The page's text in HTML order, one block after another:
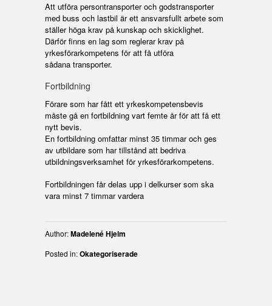
Att utföra persontransporter och godstransporter
med buss och lastbil är ett ansvarsfullt arbete som
ställer höga krav på kunskap och skicklighet.
Därför finns en lag som reglerar krav på
yrkesförarkompetens för att få utföra
sådana transporter.
Fortbildning
Förare som har fått ett yrkeskompetensbevis
måste gå en fortbildning vart femte år för att få ett
nytt bevis.
En fortbildning omfattar minst 35 timmar och ges
av utbildare som har tillstånd att bedriva
utbildningsverksamhet för yrkesförarkompetens.
Fortbildningen får delas upp i delkurser som ska
vara minst 7 timmar vardera
Author:Madelené Hjelm
Posted in:Okategoriserade